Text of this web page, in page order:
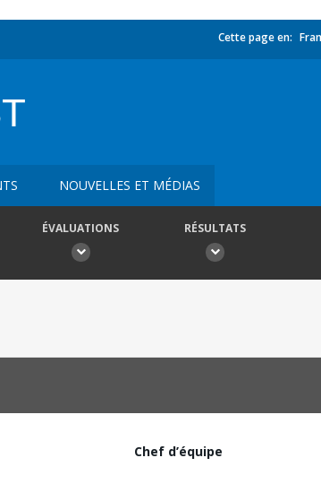
Cette page en:
NOUVELLES ET MÉDIAS
ÉVALUATIONS RÉSULTATS
Chef d’équipe